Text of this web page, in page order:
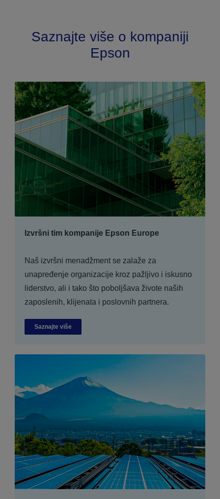
Saznajte više o kompaniji
Epson
Izvršni tim kompanije Epson Europe
Naš izvršni menadžment se zalaže za
unapređenje organizacije kroz pažljivo i iskusno
liderstvo, ali i tako što poboljšava živote naših
zaposlenih, klijenata i poslovnih partnera.
Saznajte više